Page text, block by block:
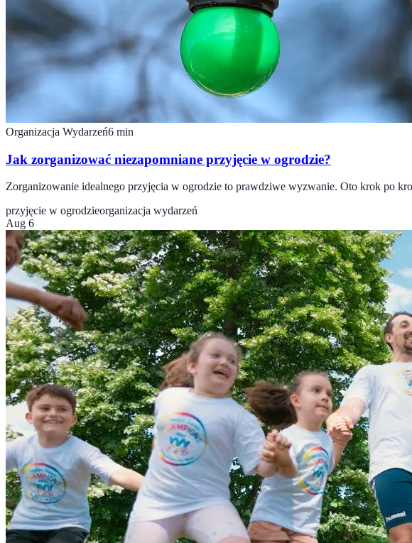
Organizacja Wydarzeń6 min
Jak zorganizować niezapomniane przyjęcie w ogrodzie?
Zorganizowanie idealnego przyjęcia w ogrodzie to prawdziwe wyzwanie. Oto krok po
przyjęcie w ogrodzieorganizacja wydarzeń
Aug 6